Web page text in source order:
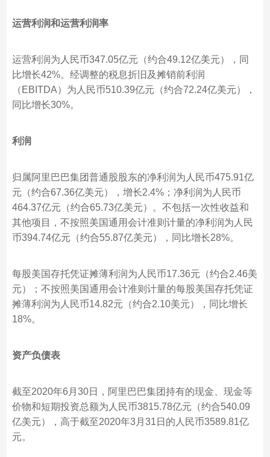
运营利润和运营利润率
运营利润为人民币347.05亿元（约合49.12亿美元），同
比增长42%。经调整的税息折旧及摊销前利润
（EBITDA）为人民币510.39亿元（约合72.24亿美元），
同比增长30%。
利润
归属阿里巴巴集团普通股股东的净利润为人民币475.91亿
元（约合67.36亿美元），增长2.4%；净利润为人民币
464.37亿元（约合65.73亿美元）。不包括一次性收益和
其他项目，不按照美国通用会计准则计量的净利润为人民
币394.74亿元（约合55.87亿美元），同比增长28%。
每股美国存托凭证摊薄利润为人民币17.36元（约合2.46美
元）；不按照美国通用会计准则计量的每股美国存托凭证
摊薄利润为人民币14.82元（约合2.10美元），同比增长
18%。
资产负债表
截至2020年6月30日，阿里巴巴集团持有的现金、现金等
价物和短期投资总额为人民币3815.78亿元（约合540.09
亿美元），高于截至2020年3月31日的人民币3589.81亿
元。